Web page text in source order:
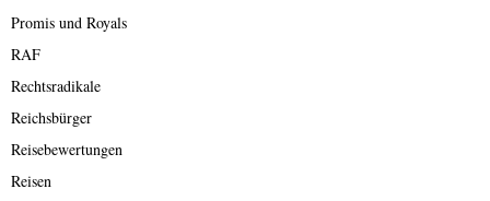
Promis und Royals
RAF
Rechtsradikale
Reichsbürger
Reisebewertungen
Reisen